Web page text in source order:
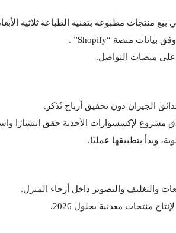
على منصات التواصل.
الجيران دون تحقيق أرباح تُذكر.
مشروع لإكسسوارات الأحذية حقق انتشارًا
وبدأ بتطبيقها عمليًا.
والتغليف والتصوير داخل أرجاء المنزل.